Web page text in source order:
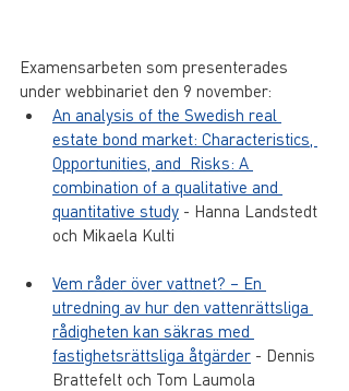
Examensarbeten som presenterades
under webbinariet den 9 november:
An analysis of the Swedish real
estate bond market: Characteristics,
Opportunities, and  Risks: A
combination of a qualitative and
quantitative study - Hanna Landstedt
och Mikaela Kulti
Vem råder över vattnet? – En
utredning av hur den vattenrättsliga
rådigheten kan säkras med
fastighetsrättsliga åtgärder - Dennis
Brattefelt och Tom Laumola